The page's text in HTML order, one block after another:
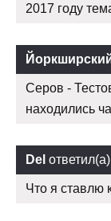
2017 году
Серов -
находились
Del ответил(а)
Что я ставлю